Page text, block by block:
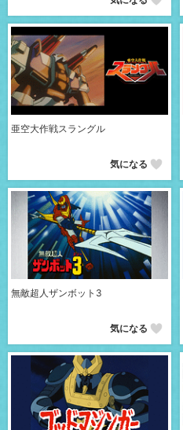
亜空大作戦スラングル
気になる
無敵超人ザンボット3
気になる